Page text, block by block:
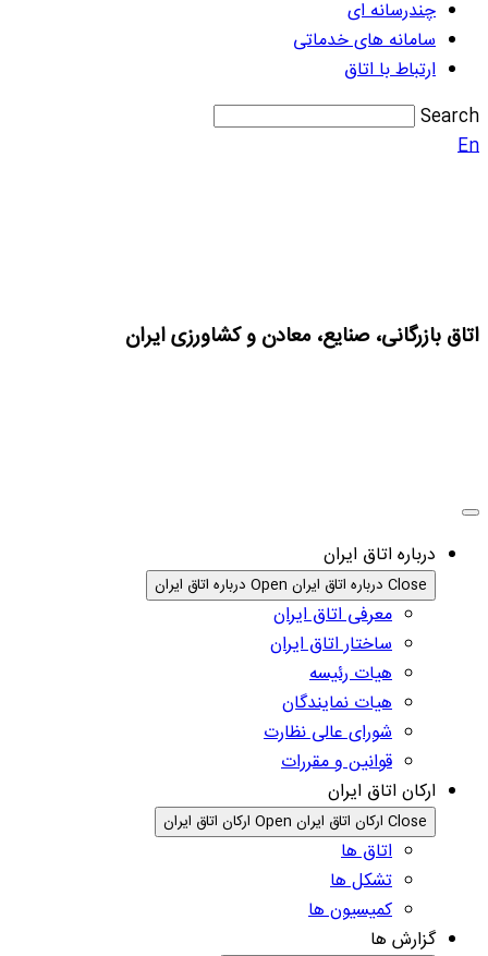
چندرسانه ای
سامانه های خدماتی
ارتباط با اتاق
Search
En
اتاق بازرگانی، صنایع، معادن و کشاورزی ایران
درباره اتاق ایران
Close درباره اتاق ایران Open درباره اتاق ایران
معرفی اتاق ایران
ساختار اتاق ایران
هیات رئیسه
هیات نمایندگان
شورای عالی نظارت
قوانین و مقررات
ارکان اتاق ایران
Close ارکان اتاق ایران Open ارکان اتاق ایران
اتاق ها
تشکل ها
کمیسیون ها
گزارش ها